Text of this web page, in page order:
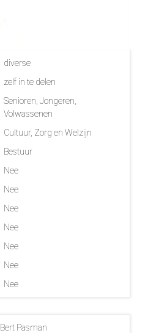
diverse
zelf in te delen
Senioren, Jongeren,
Volwassenen
Cultuur, Zorg en Welzijn
Bestuur
Nee
Nee
Nee
Nee
Nee
Nee
Nee
Bert Pasman